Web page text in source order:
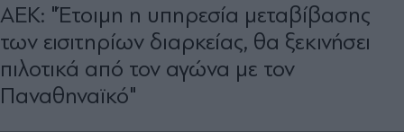
ΑΕΚ: "Έτοιμη η υπηρεσία μεταβίβασης
των εισιτηρίων διαρκείας, θα ξεκινήσει
πιλοτικά από τον αγώνα με τον
Παναθηναϊκό"